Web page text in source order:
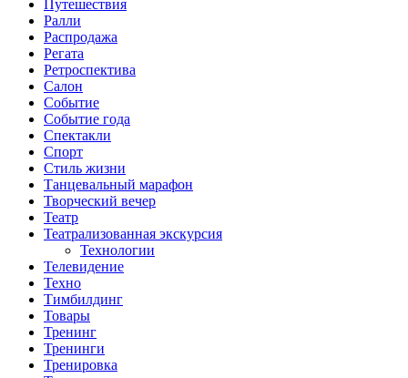
Путешествия
Ралли
Распродажа
Регата
Ретроспектива
Салон
Событие
Событие года
Спектакли
Спорт
Стиль жизни
Танцевальный марафон
Творческий вечер
Театр
Театрализованная экскурсия
Технологии
Телевидение
Техно
Тимбилдинг
Товары
Тренинг
Тренинги
Тренировка